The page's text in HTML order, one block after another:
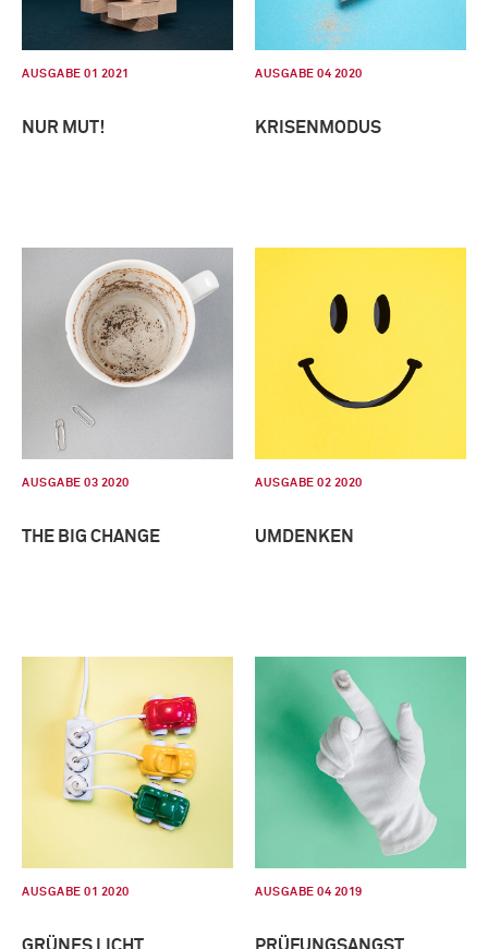
AUSGABE 01 2021
NUR MUT!
AUSGABE 04 2020
KRISENMODUS
AUSGABE 03 2020
THE BIG CHANGE
AUSGABE 02 2020
UMDENKEN
AUSGABE 01 2020
GRÜNES LICHT
AUSGABE 04 2019
PRÜFUNGSANGST